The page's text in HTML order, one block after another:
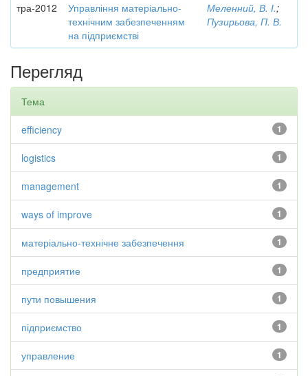
тра-2012
Управління матеріально-
технічним забезпеченням
на підприємстві
Меленний, В. І.;
Пузирьова, П. В.
Перегляд
Тема
1
efficiency
1
logistics
1
management
1
ways of improve
1
матеріально-технічне забезпечення
1
предприятие
1
пути повышения
1
підприємство
1
управление